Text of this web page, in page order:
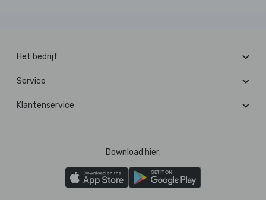
Het bedrijf
Service
Klantenservice
Download hier: